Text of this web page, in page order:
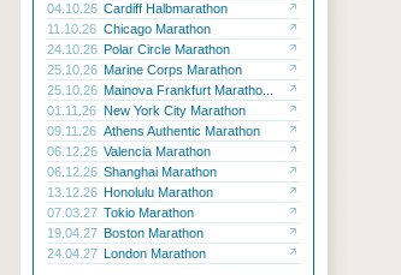
04.10.26 Cardiff Halbmarathon
11.10.26 Chicago Marathon
24.10.26 Polar Circle Marathon
25.10.26 Marine Corps Marathon
25.10.26 Mainova Frankfurt Maratho...
01.11.26 New York City Marathon
09.11.26 Athens Authentic Marathon
06.12.26 Valencia Marathon
06.12.26 Shanghai Marathon
13.12.26 Honolulu Marathon
07.03.27 Tokio Marathon
19.04.27 Boston Marathon
24.04.27 London Marathon